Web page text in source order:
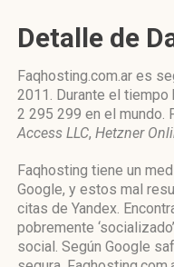
Detalle de
Faqhosting.com.ar es
2011. Durante el
2 295 299 en el mundo.
Access LLC, Hetzner
Faqhosting tiene un
Google, y estos mal
citas de Yandex.
pobremente
social. Según Google